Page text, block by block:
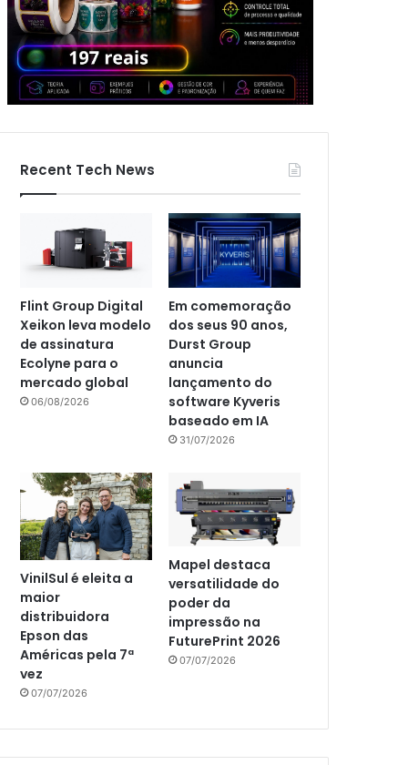
Recent Tech News
Flint Group Digital
Xeikon leva modelo
de assinatura
Ecolyne para o
mercado global
06/08/2026
Em comemoração
dos seus 90 anos,
Durst Group
anuncia
lançamento do
software Kyveris
baseado em IA
31/07/2026
VinilSul é eleita a
maior
distribuidora
Epson das
Américas pela 7ª
vez
07/07/2026
Mapel destaca
versatilidade do
poder da
impressão na
FuturePrint 2026
07/07/2026